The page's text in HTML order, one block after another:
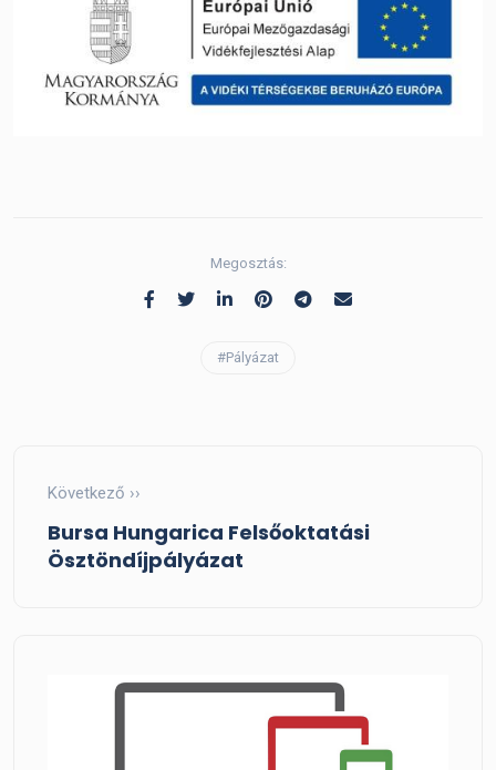
Megosztás:
#Pályázat
Következő ››
Bursa Hungarica Felsőoktatási
Ösztöndíjpályázat